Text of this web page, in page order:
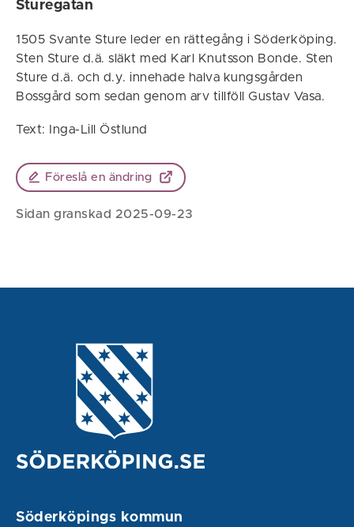
Sturegatan
1505 Svante Sture leder en rättegång i Söderköping.
Sten Sture d.ä. släkt med Karl Knutsson Bonde. Sten
Sture d.ä. och d.y. innehade halva kungsgården
Bossgård som sedan genom arv tillföll Gustav Vasa.
Text: Inga-Lill Östlund
Föreslå en ändring
Sidan granskad 2025-09-23
Söderköpings kommun